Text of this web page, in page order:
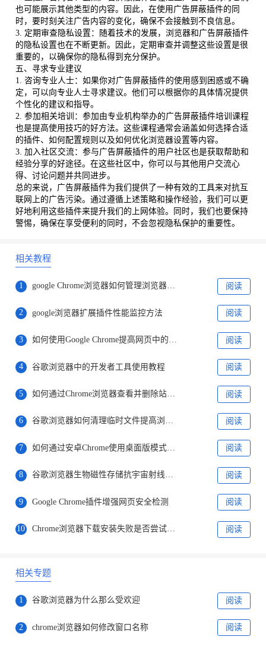
也可能展示其他类型的内容。因此，在使用广告屏蔽插件的同
时，要时刻关注广告内容的变化，确保不会接触到不良信息。
3. 定期审查隐私设置：随着技术的发展，浏览器和广告屏蔽插件
的隐私设置也在不断更新。因此，定期审查并调整这些设置是很
重要的，以确保你的隐私得到充分保护。
五、寻求专业建议
1. 咨询专业人士：如果你对广告屏蔽插件的使用感到困惑或不确
定，可以向专业人士寻求建议。他们可以根据你的具体情况提供
个性化的建议和指导。
2. 参加相关培训：参加由专业机构举办的广告屏蔽插件培训课程
也是提高使用技巧的好方法。这些课程通常会涵盖如何选择合适
的插件、如何配置规则以及如何优化浏览器设置等内容。
3. 加入社区交流：参与广告屏蔽插件的用户社区也是获取帮助和
经验分享的好途径。在这些社区中，你可以与其他用户交流心
得、讨论问题并共同进步。
总的来说，广告屏蔽插件为我们提供了一种有效的工具来对抗互
联网上的广告污染。通过遵循上述策略和操作经验，我们可以更
好地利用这些插件来提升我们的上网体验。同时，我们也要保持
警惕，确保在享受便利的同时，不会忽视隐私保护的重要性。
相关教程
1 google Chrome浏览器如何管理浏览器通知和权限 阅读
2 google浏览器扩展插件性能监控方法 阅读
3 如何使用Google Chrome提高网页中的图像显示速度 阅读
4 谷歌浏览器中的开发者工具使用教程 阅读
5 如何通过Chrome浏览器查看并删除站点的跨域访问记录 阅读
6 谷歌浏览器如何清理临时文件提高浏览速度 阅读
7 如何通过安卓Chrome使用桌面版模式查看移动网站 阅读
8 谷歌浏览器生物磁性存储抗宇宙射线技术 阅读
9 Google Chrome插件增强网页安全检测 阅读
10 Chrome浏览器下载安装失败是否尝试重新启动设备 阅读
相关专题
1 谷歌浏览器为什么那么受欢迎 阅读
2 chrome浏览器如何修改窗口名称 阅读